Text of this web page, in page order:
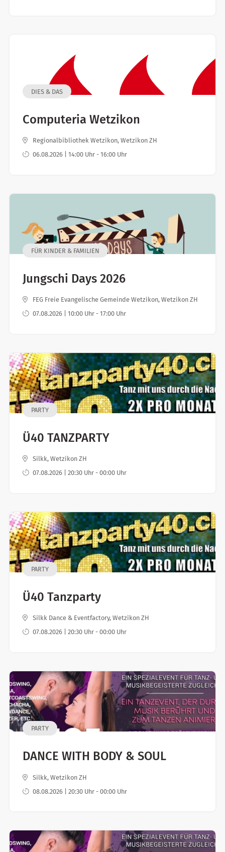
DIES & DAS
Computeria Wetzikon
Regionalbibliothek Wetzikon, Wetzikon ZH
06.08.2026 | 14:00 Uhr - 16:00 Uhr
FÜR KINDER & FAMILIEN
Jungschi Days 2026
FEG Freie Evangelische Gemeinde Wetzikon, Wetzikon ZH
07.08.2026 | 10:00 Uhr - 17:00 Uhr
PARTY
Ü40 TANZPARTY
Silkk, Wetzikon ZH
07.08.2026 | 20:30 Uhr - 00:00 Uhr
PARTY
Ü40 Tanzparty
Silkk Dance & Eventfactory, Wetzikon ZH
07.08.2026 | 20:30 Uhr - 00:00 Uhr
PARTY
DANCE WITH BODY & SOUL
Silkk, Wetzikon ZH
08.08.2026 | 20:30 Uhr - 00:00 Uhr